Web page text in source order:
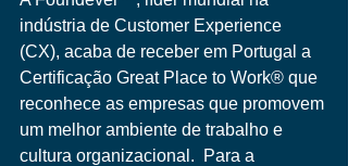
indústria de Customer Experience
(CX), acaba de receber em Portugal a
Certificação Great Place to Work® que
reconhece as empresas que promovem
um melhor ambiente de trabalho e
cultura organizacional.  Para a